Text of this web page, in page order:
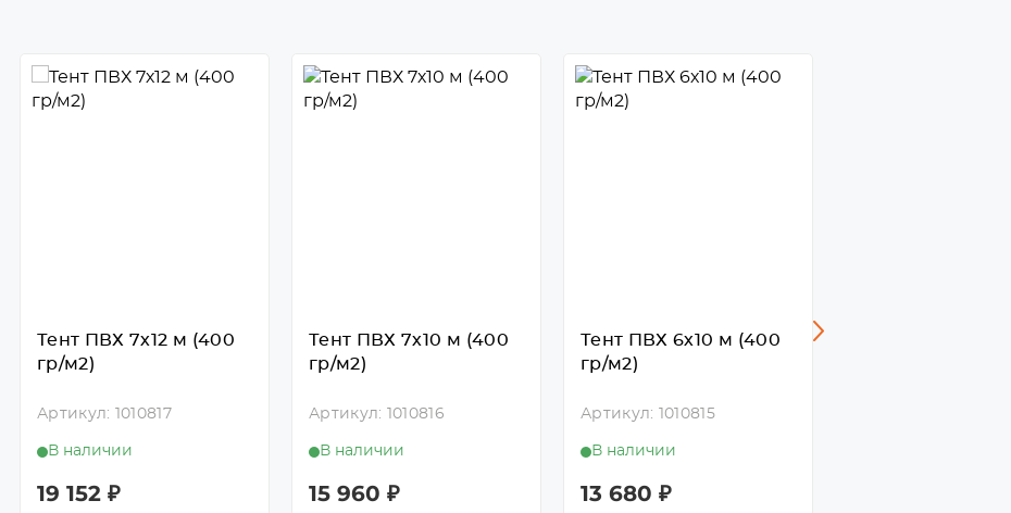
Тент ПВХ 7х12 м (400
гр/м2)
Артикул: 1010817
В наличии
19 152 ₽
Тент ПВХ 7х10 м (400
гр/м2)
Артикул: 1010816
В наличии
15 960 ₽
Тент ПВХ 6х10 м (400
гр/м2)
Артикул: 1010815
В наличии
13 680 ₽